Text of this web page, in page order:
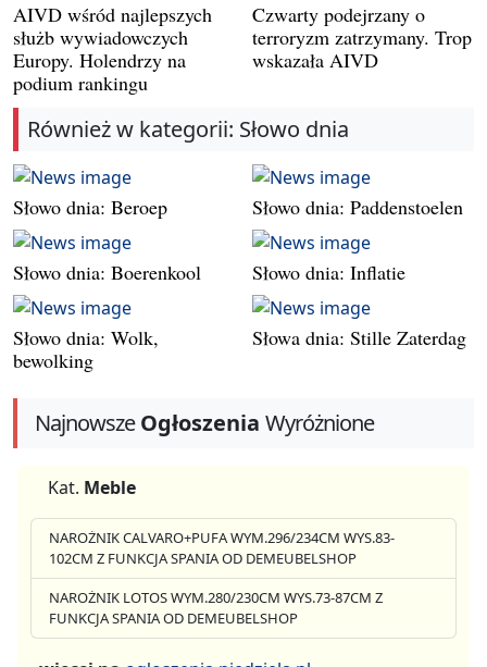
AIVD wśród najlepszych
służb wywiadowczych
Europy. Holendrzy na
podium rankingu
Czwarty podejrzany o
terroryzm zatrzymany. Trop
wskazała AIVD
Również w kategorii: Słowo dnia
Słowo dnia: Beroep Słowo dnia: Paddenstoelen
Słowo dnia: Boerenkool Słowo dnia: Inflatie
Słowo dnia: Wolk,
bewolking
Słowa dnia: Stille Zaterdag
NajnowszeOgłoszenia Wyróżnione
Kat. Meble
NAROŻNIK CALVARO+PUFA WYM.296/234CM WYS.83-
102CM Z FUNKCJA SPANIA OD DEMEUBELSHOP
NAROŻNIK LOTOS WYM.280/230CM WYS.73-87CM Z
FUNKCJA SPANIA OD DEMEUBELSHOP